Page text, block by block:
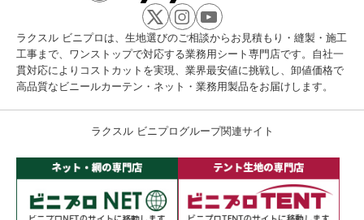
ラクスル ビニプロは、生地選びのご相談からお見積もり・縫製・施工
工事まで、ワンストップで対応する業務用シート専門店です。自社一
貫対応によりコストカットを実現、業界最安値に挑戦し、卸値価格で
高品質なビニールカーテン・ネット・業務用製品をお届けします。
ラクスル ビニプログループ関連サイト